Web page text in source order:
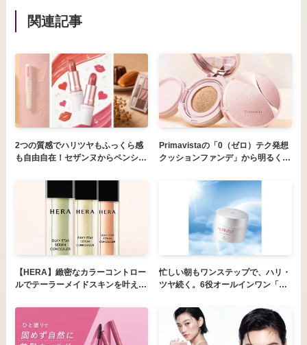
関連記事
2つの質感でハリツヤもふっくら感
も自由自在！セザンヌからペンシル
Primavistaの「0（ゼロ）テク発想
クッションファンデ」から明るくク
新色登場「プリマヴィスタ グロウ
カバー クッション（ピンクオーク
ル０１）」
【HERA】緻密なカラーコントロー
ルでテーラーメイドスキンを叶える
ラー〉が全国発売！
忙しい朝もワンステップで、ハリ・
ツヤ続く。6役オールインワン「ア
ム」6月1日新発売